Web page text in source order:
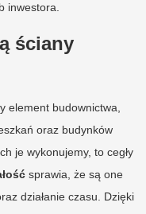
inwestora.
ściany
element budownictwa,
oraz budynków
je wykonujemy, to cegły
sprawia, że są one
działanie czasu. Dzięki